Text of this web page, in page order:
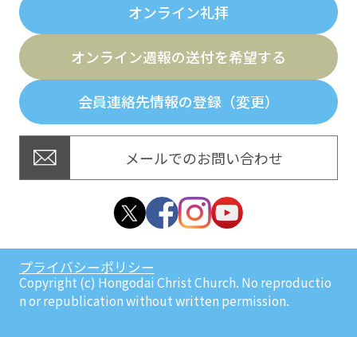
オンライン礼拝
オンライン週報の送付を希望する
会員連絡先情報の登録（変更）
メールでのお問い合わせ
プライバシーポリシー
Copyright (c) Hongodai Christ Church. No reproductio
n or republication without written permission.